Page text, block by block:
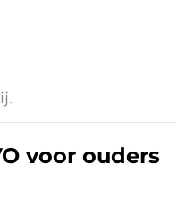
voor ouders